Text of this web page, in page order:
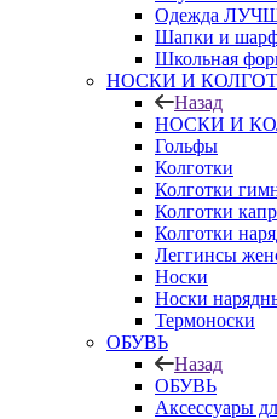
Одежда
Шапки и
Школьная
НОСКИ И
Назад
НОСКИ И
Гольфы
Колготки
Колготки
Колготки
Колготки
Леггинсы
Носки
Носки
Термоноски
ОБУВЬ
Назад
ОБУВЬ
Аксессуары